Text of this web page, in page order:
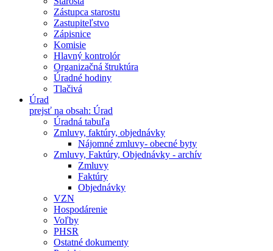
Zástupca starostu
Zastupiteľstvo
Zápisnice
Komisie
Hlavný kontrolór
Organizačná štruktúra
Úradné hodiny
Tlačivá
Úrad
prejsť na obsah: Úrad
Úradná tabuľa
Zmluvy, faktúry, objednávky
Nájomné zmluvy- obecné byty
Zmluvy, Faktúry, Objednávky - archív
Zmluvy
Faktúry
Objednávky
VZN
Hospodárenie
Voľby
PHSR
Ostatné dokumenty